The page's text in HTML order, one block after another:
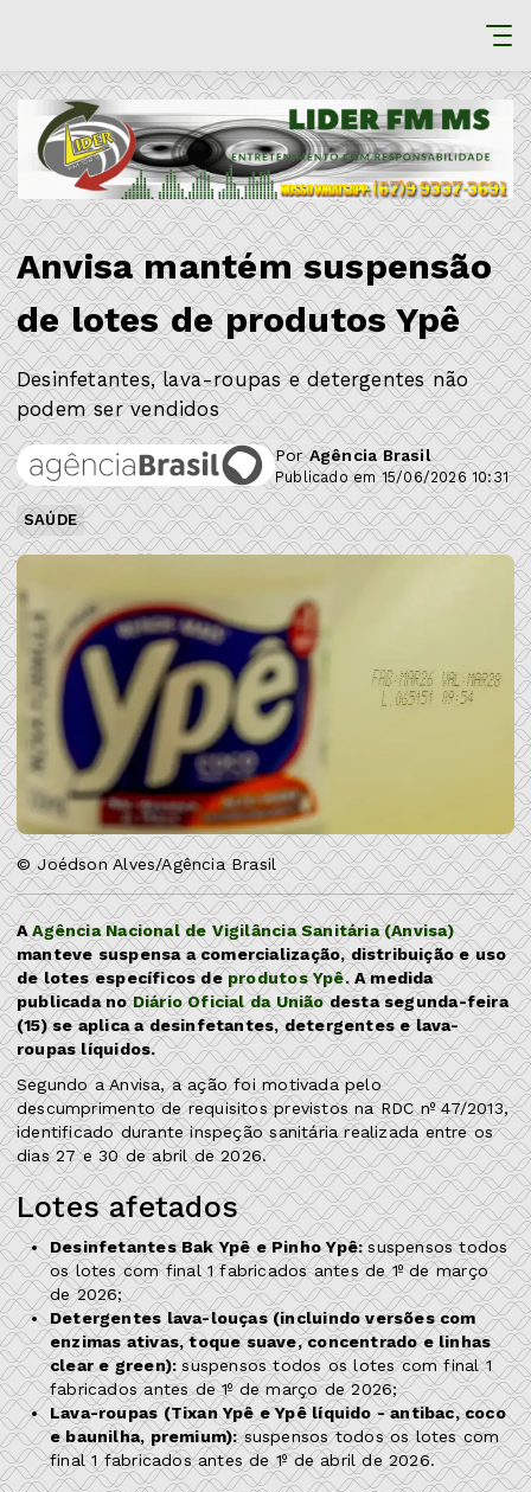
Anvisa mantém suspensão
de lotes de produtos Ypê
Desinfetantes, lava-roupas e detergentes não
podem ser vendidos
PorAgência Brasil
Publicado em 15/06/2026 10:31
SAÚDE
© Joédson Alves/Agência Brasil
AAgência Nacional de Vigilância Sanitária (Anvisa)
manteve suspensa a comercialização, distribuição e uso
de lotes específicos deprodutos Ypê. A medida
publicada noDiário Oficial da Uniãodesta segunda-feira
(15) se aplica a desinfetantes, detergentes e lava-
roupas líquidos.
Segundo a Anvisa, a ação foi motivada pelo
descumprimento de requisitos previstos na RDC nº 47/2013,
identificado durante inspeção sanitária realizada entre os
dias 27 e 30 de abril de 2026.
Lotes afetados
Desinfetantes Bak Ypê e Pinho Ypê:suspensos todos
os lotes com final 1 fabricados antes de 1º de março
de 2026;
Detergentes lava-louças (incluindo versões com
enzimas ativas, toque suave, concentrado e linhas
clear e green):suspensos todos os lotes com final 1
fabricados antes de 1º de março de 2026;
Lava-roupas (Tixan Ypê e Ypê líquido - antibac, coco
e baunilha, premium):suspensos todos os lotes com
final 1 fabricados antes de 1º de abril de 2026.